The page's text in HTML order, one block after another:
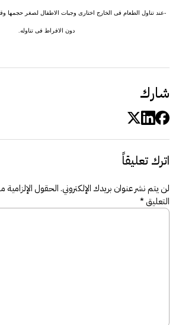
-عند تناول الطعام فى الخارج اختارى وجبات الاطفال لصغر حجمها
دون الافراط فى تناوله.
شارك
اترك تعليقاً
لن يتم نشر عنوان بريدك الإلكتروني.الحقول الإلزامية
التعليق*